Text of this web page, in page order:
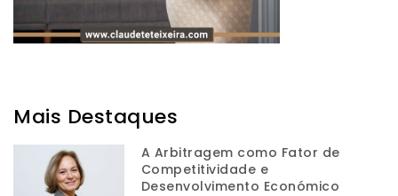
Mais Destaques
A Arbitragem como Fator de
Competitividade e
Desenvolvimento Económico